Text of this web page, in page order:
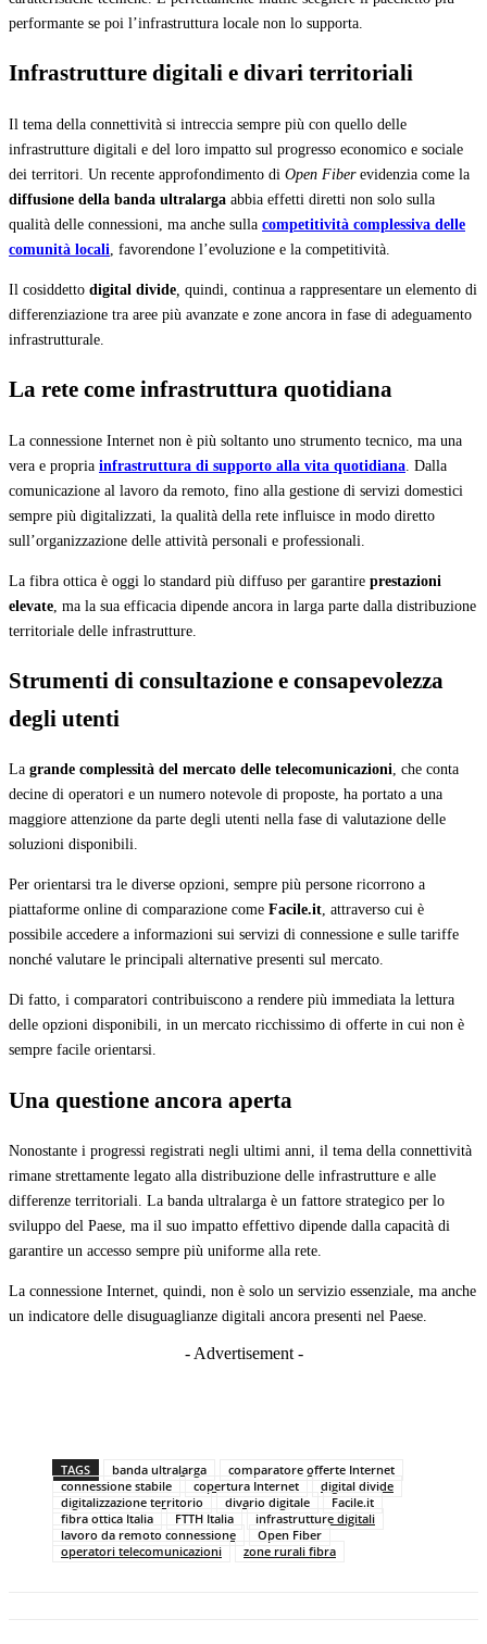
performante se poi l’infrastruttura locale non lo supporta.
Infrastrutture digitali e divari territoriali
Il tema della connettività si intreccia sempre più con quello delle
infrastrutture digitali e del loro impatto sul progresso economico e sociale
dei territori. Un recente approfondimento di Open Fiberevidenzia come la
diffusione della banda ultralarga abbia effetti diretti non solo sulla
qualità delle connessioni, ma anche sulla competitività complessiva delle
comunità locali , favorendone l’evoluzione e la competitività.
Il cosiddetto digital divide quindi, continua a rappresentare un elemento di
differenziazione tra aree più avanzate e zone ancora in fase di adeguamento
infrastrutturale.
La rete come infrastruttura quotidiana
La connessione Internet non è più soltanto uno strumento tecnico, ma una
vera e propria infrastruttura di supporto alla vita quotidiana . Dalla
comunicazione al lavoro da remoto, fino alla gestione di servizi domestici
sempre più digitalizzati, la qualità della rete influisce in modo diretto
sull’organizzazione delle attività personali e professionali.
La fibra ottica è oggi lo standard più diffuso per garantire prestazioni
elevate , ma la sua efficacia dipende ancora in larga parte dalla distribuzione
territoriale delle infrastrutture.
Strumenti di consultazione e consapevolezza
degli utenti
La grande complessità del mercato delle telecomunicazioni, che conta
decine di operatori e un numero notevole di proposte, ha portato a una
maggiore attenzione da parte degli utenti nella fase di valutazione delle
soluzioni disponibili.
Per orientarsi tra le diverse opzioni, sempre più persone ricorrono a
piattaforme online di comparazione come Facile.it, attraverso cui è
possibile accedere a informazioni sui servizi di connessione e sulle tariffe
nonché valutare le principali alternative presenti sul mercato.
Di fatto, i comparatori contribuiscono a rendere più immediata la lettura
delle opzioni disponibili, in un mercato ricchissimo di offerte in cui non è
sempre facile orientarsi.
Una questione ancora aperta
Nonostante i progressi registrati negli ultimi anni, il tema della connettività
rimane strettamente legato alla distribuzione delle infrastrutture e alle
differenze territoriali. La banda ultralarga è un fattore strategico per lo
sviluppo del Paese, ma il suo impatto effettivo dipende dalla capacità di
garantire un accesso sempre più uniforme alla rete.
La connessione Internet, quindi, non è solo un servizio essenziale, ma anche
un indicatore delle disuguaglianze digitali ancora presenti nel Paese.
- Advertisement -
TAGS banda ultralarga
comparatore offerte Internet
connessione stabile
copertura Internet
digital divide
digitalizzazione territorio
divario digitale
Facile.it
fibra ottica Italia
FTTH Italia
infrastrutture digitali
lavoro da remoto connessione
Open Fiber
operatori telecomunicazioni
zone rurali fibra